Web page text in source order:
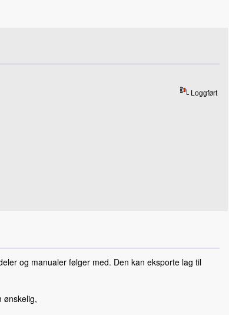
Loggført
og manualer følger med. Den kan eksporte lag til
ønskelig,